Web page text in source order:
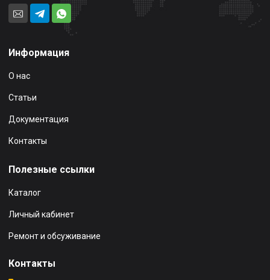
Информация
О нас
Статьи
Документация
Контакты
Полезные ссылки
Каталог
Личный кабинет
Ремонт и обсуживание
Контакты